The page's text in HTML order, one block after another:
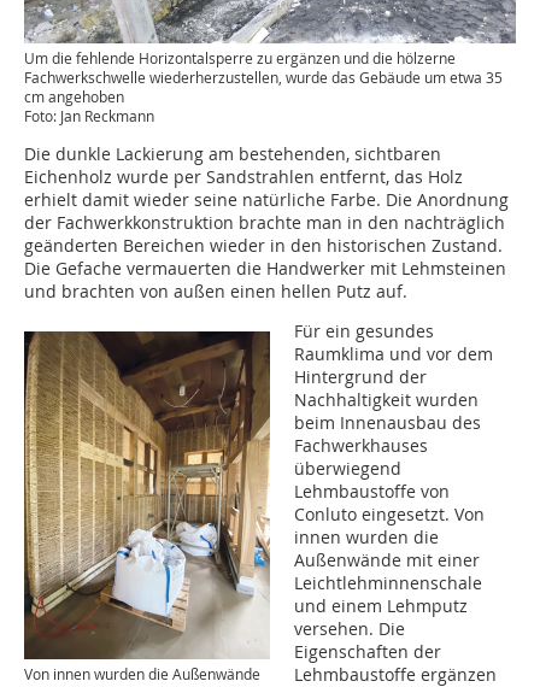
Um die fehlende Horizontalsperre zu ergänzen und die hölzerne
Fachwerkschwelle wiederherzustellen, wurde das Gebäude um etwa 35
cm angehoben
Foto: Jan Reckmann
Die dunkle Lackierung am bestehenden, sichtbaren
Eichenholz wurde per Sandstrahlen entfernt, das Holz
erhielt damit wieder seine natürliche Farbe. Die Anordnung
der Fachwerkkonstruktion brachte man in den nachträglich
geänderten Bereichen wieder in den historischen Zustand.
Die Gefache vermauerten die Handwerker mit Lehmsteinen
und brachten von außen einen hellen Putz auf.
Von innen wurden die Außenwände
Für ein gesundes
Raumklima und vor dem
Hintergrund der
Nachhaltigkeit wurden
beim Innenausbau des
Fachwerkhauses
überwiegend
Lehmbaustoffe von
Conluto eingesetzt. Von
innen wurden die
Außenwände mit einer
Leichtlehminnenschale
und einem Lehmputz
versehen. Die
Eigenschaften der
Lehmbaustoffe ergänzen